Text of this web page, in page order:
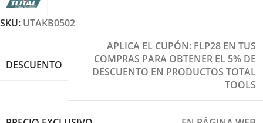
SKU: UTAKB0502
DESCUENTO
APLICA EL CUPÓN: FLP28 EN TUS
COMPRAS PARA OBTENER EL 5% DE
DESCUENTO EN PRODUCTOS TOTAL
TOOLS